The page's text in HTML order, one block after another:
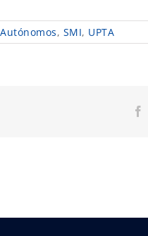
Autónomos, SMI, UPTA